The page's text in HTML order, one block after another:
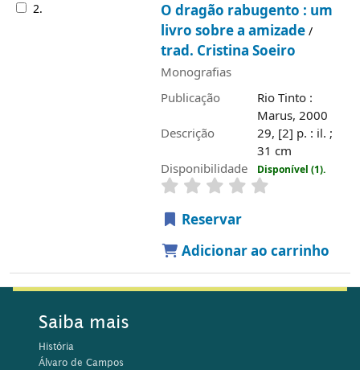
2.
O dragão rabugento : um
livro sobre a amizade/
trad. Cristina Soeiro
Monografias
Publicação
Rio Tinto :
Marus, 2000
Descrição
29, [2] p. : il. ;
31 cm
Disponibilidade
Disponível (1).
Reservar
Adicionar ao carrinho
Saiba mais
História
Álvaro de Campos